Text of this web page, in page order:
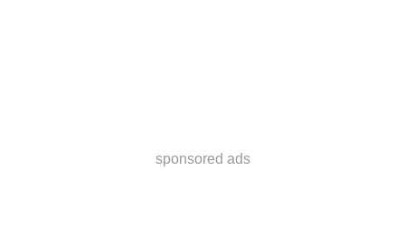
sponsored ads